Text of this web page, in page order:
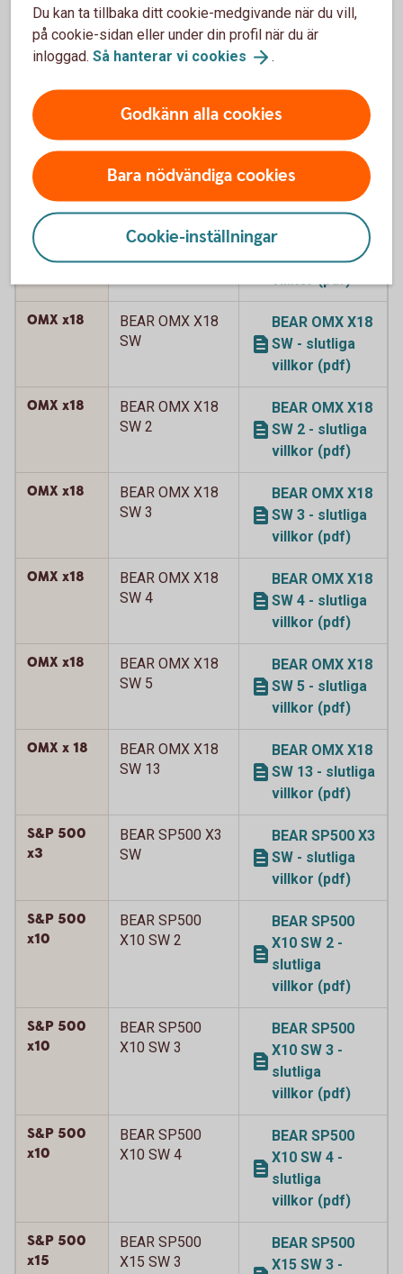
villkor (pdf)
OMX x15
BEAR OMX X15
BEAR OMX X15
SW 3 - slutliga
villkor (pdf)
OMX x15
BEAR OMX X15
SW 4
BEAR OMX X15
SW 4 - slutliga
OMX x15
BEAR OMX X15
BEAR OMX X15
SW 5 - slutliga
villkor (pdf)
OMX x18
BEAR OMX X18
SW
BEAR OMX X18
SW - slutliga
villkor (pdf)
OMX x18
BEAR OMX X18
SW 2
BEAR OMX X18
SW 2 - slutliga
villkor (pdf)
OMX x18
BEAR OMX X18
SW 3
BEAR OMX X18
SW 3 - slutliga
villkor (pdf)
OMX x18
BEAR OMX X18
SW 4
BEAR OMX X18
SW 4 - slutliga
villkor (pdf)
OMX x18
BEAR OMX X18
SW 5
BEAR OMX X18
SW 5 - slutliga
villkor (pdf)
OMX x 18
BEAR OMX X18
SW 13
BEAR OMX X18
SW 13 - slutliga
villkor (pdf)
S&P 500
x3
BEAR SP500 X3
SW
BEAR SP500 X3
SW - slutliga
villkor (pdf)
S&P 500
x10
BEAR SP500
X10 SW 2
BEAR SP500
X10 SW 2 -
slutliga
villkor (pdf)
S&P 500
x10
BEAR SP500
X10 SW 3
BEAR SP500
X10 SW 3 -
slutliga
villkor (pdf)
S&P 500
x10
BEAR SP500
X10 SW 4
BEAR SP500
X10 SW 4 -
slutliga
villkor (pdf)
S&P 500
x15
BEAR SP500
X15 SW 3
BEAR SP500
X15 SW 3 -
Du kan ta tillbaka ditt cookie-medgivande när du vill,
på cookie-sidan eller under din profil när du är
inloggad. Så hanterar vi cookies .
Godkänn alla cookies
Bara nödvändiga cookies
Cookie-inställningar